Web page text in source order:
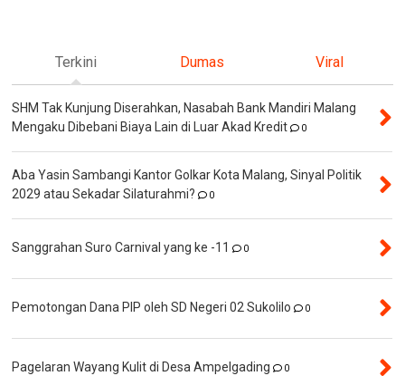
Terkini Dumas Viral
SHM Tak Kunjung Diserahkan, Nasabah Bank Mandiri Malang
Mengaku Dibebani Biaya Lain di Luar Akad Kredit
0
Aba Yasin Sambangi Kantor Golkar Kota Malang, Sinyal Politik
2029 atau Sekadar Silaturahmi?
0
Sanggrahan Suro Carnival yang ke -11 0
Pemotongan Dana PIP oleh SD Negeri 02 Sukolilo 0
Pagelaran Wayang Kulit di Desa Ampelgading 0